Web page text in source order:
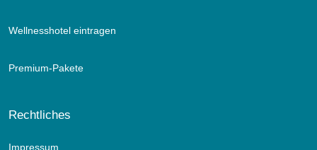
Wellnesshotel eintragen
Premium-Pakete
Rechtliches
Impressum